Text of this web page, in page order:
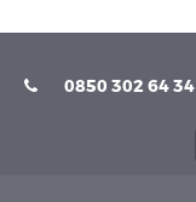
0850 302 64 34